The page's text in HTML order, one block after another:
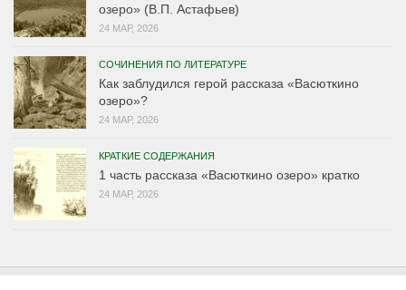
озеро» (В.П. Астафьев)
24 МАР, 2026
СОЧИНЕНИЯ ПО ЛИТЕРАТУРЕ
Как заблудился герой рассказа «Васюткино
озеро»?
24 МАР, 2026
КРАТКИЕ СОДЕРЖАНИЯ
1 часть рассказа «Васюткино озеро» кратко
24 МАР, 2026